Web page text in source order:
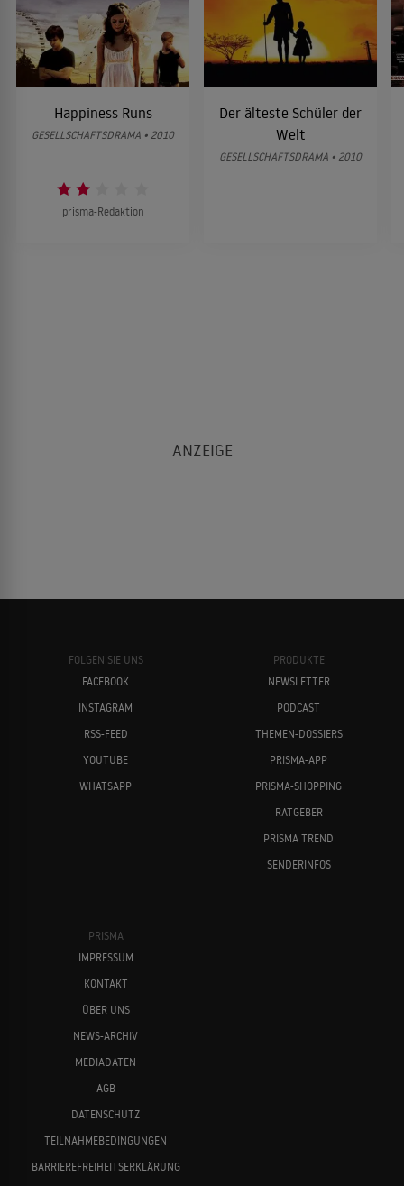
Happiness Runs
GESELLSCHAFTSDRAMA • 2010
prisma-Redaktion
Der älteste Schüler der
Welt
GESELLSCHAFTSDRAMA • 2010
FOLGEN SIE UNS
FACEBOOK
INSTAGRAM
RSS-FEED
YOUTUBE
WHATSAPP
PRODUKTE
NEWSLETTER
PODCAST
THEMEN-DOSSIERS
PRISMA-APP
PRISMA-SHOPPING
RATGEBER
PRISMA TREND
SENDERINFOS
PRISMA
IMPRESSUM
KONTAKT
ÜBER UNS
NEWS-ARCHIV
MEDIADATEN
AGB
DATENSCHUTZ
TEILNAHMEBEDINGUNGEN
BARRIEREFREIHEITSERKLÄRUNG